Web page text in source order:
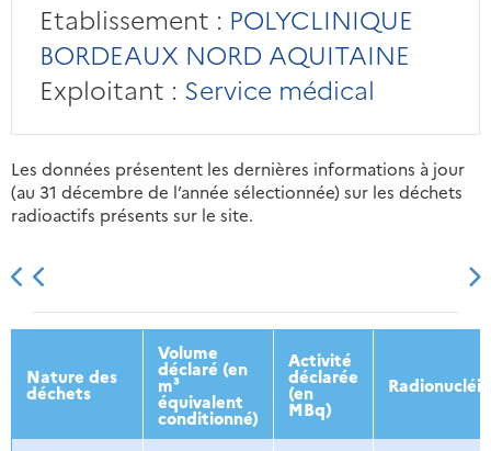
Etablissement : POLYCLINIQUE
BORDEAUX NORD AQUITAINE
Exploitant : Service médical
Les données présentent les dernières informations à jour
(au 31 décembre de l’année sélectionnée) sur les déchets
radioactifs présents sur le site.
2013 2014 2015 2016
Nature des
déchets
Volume
déclaré (en
m³
équivalent
conditionné)
Activité
déclarée
(en
MBq)